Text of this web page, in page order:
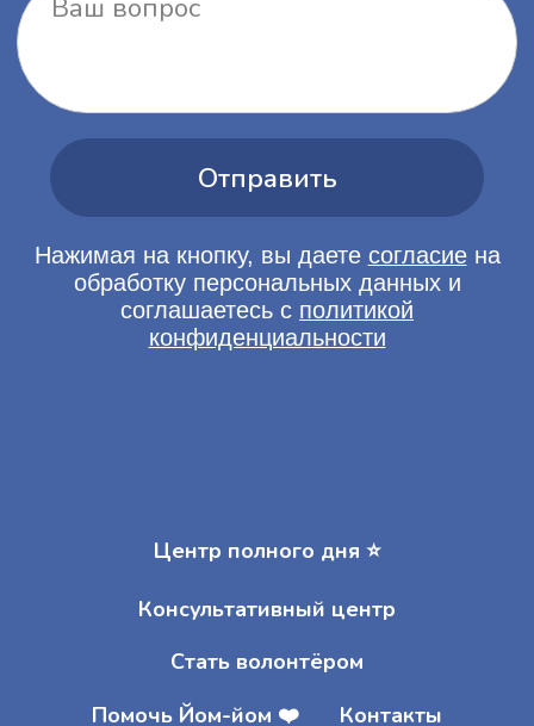
Центр полного дня ⭐️
Консультативный центр
Стать волонтёром
Помочь Йом-йом ❤️
Контакты